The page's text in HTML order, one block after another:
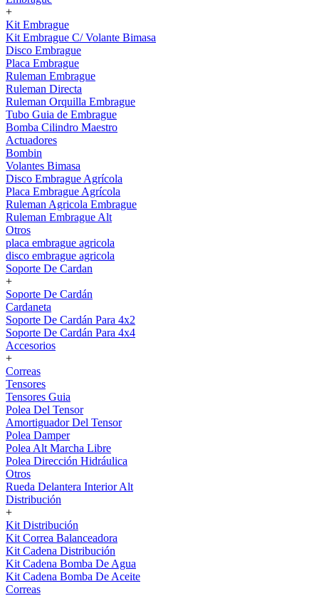
+
Kit Embrague
Kit Embrague C/ Volante Bimasa
Disco Embrague
Placa Embrague
Ruleman Embrague
Ruleman Directa
Ruleman Orquilla Embrague
Tubo Guia de Embrague
Bomba Cilindro Maestro
Actuadores
Bombin
Volantes Bimasa
Disco Embrague Agrícola
Placa Embrague Agrícola
Ruleman Agricola Embrague
Ruleman Embrague Alt
Otros
placa embrague agricola
disco embrague agricola
Soporte De Cardan
+
Soporte De Cardán
Cardaneta
Soporte De Cardán Para 4x2
Soporte De Cardán Para 4x4
Accesorios
+
Correas
Tensores
Tensores Guia
Polea Del Tensor
Amortiguador Del Tensor
Polea Damper
Polea Alt Marcha Libre
Polea Dirección Hidráulica
Otros
Rueda Delantera Interior Alt
Distribución
+
Kit Distribución
Kit Correa Balanceadora
Kit Cadena Distribución
Kit Cadena Bomba De Agua
Kit Cadena Bomba De Aceite
Correas